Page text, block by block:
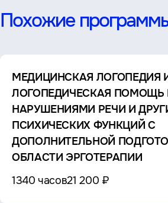
Похожие
МЕДИЦИНСКАЯ ЛОГОПЕДИЯ
ЛОГОПЕДИЧЕСКАЯ
НАРУШЕНИЯМИ РЕЧИ И
ПСИХИЧЕСКИХ ФУНКЦИЙ C
ДОПОЛНИТЕЛЬНОЙ
ОБЛАСТИ ЭРГОТЕРАПИИ
1340 часов21 200 ₽